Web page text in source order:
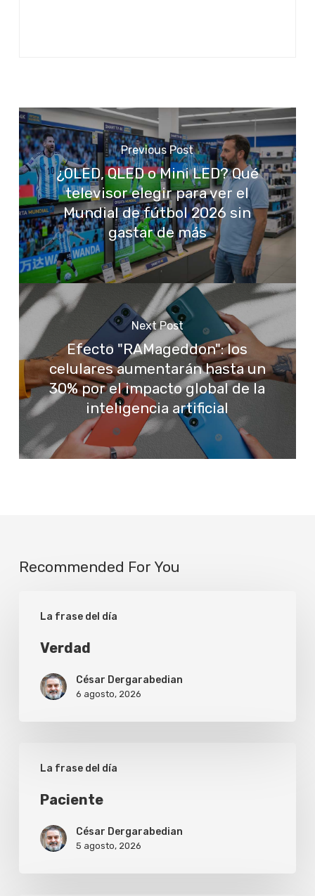
Previous Post
¿OLED, QLED o Mini LED? Qué
televisor elegir para ver el
Mundial de fútbol 2026 sin
gastar de más
Next Post
Efecto "RAMageddon": los
celulares aumentarán hasta un
30% por el impacto global de la
inteligencia artificial
Recommended For You
La frase del día
Verdad
César Dergarabedian
6 agosto, 2026
La frase del día
Paciente
César Dergarabedian
5 agosto, 2026